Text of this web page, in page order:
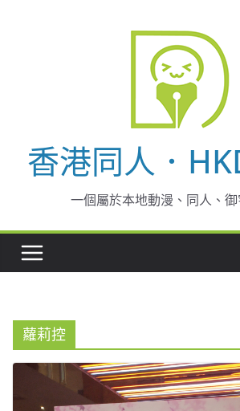
香港同人．
一個屬於本地動漫、同人、
蘿莉控